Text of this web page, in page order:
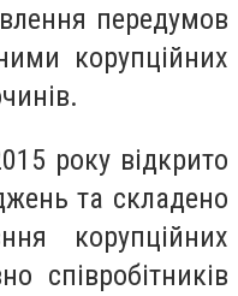
передумов
корупційних
року відкрито
та складено
корупційних
співробітників